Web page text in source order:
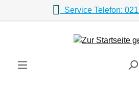
Zum Hauptinhalt springen
Service Telefon: